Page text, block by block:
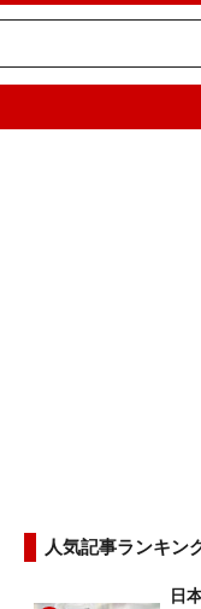
人気記事ランキン
日